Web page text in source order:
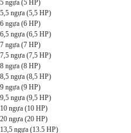
5 ngựa (5 HP)
5,5 ngựa (5,5 HP)
6 ngựa (6 HP)
6,5 ngựa (6,5 HP)
7 ngựa (7 HP)
7,5 ngựa (7,5 HP)
8 ngựa (8 HP)
8,5 ngựa (8,5 HP)
9 ngựa (9 HP)
9,5 ngựa (9,5 HP)
10 ngựa (10 HP)
20 ngựa (20 HP)
13,5 ngựa (13.5 HP)